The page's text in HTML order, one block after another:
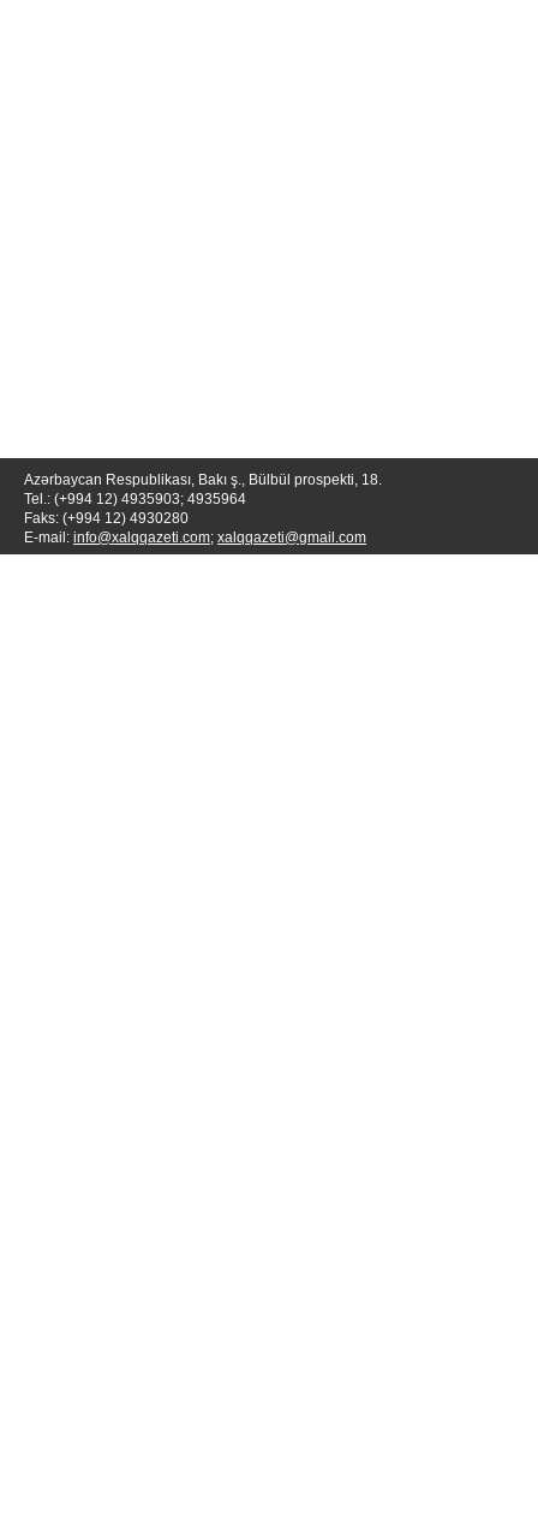
Azərbaycan Respublikası, Bakı ş., Bülbül prospekti, 18.
Tel.: (+994 12) 4935903; 4935964
Faks: (+994 12) 4930280
E-mail: info@xalqqazeti.com; xalqqazeti@gmail.com